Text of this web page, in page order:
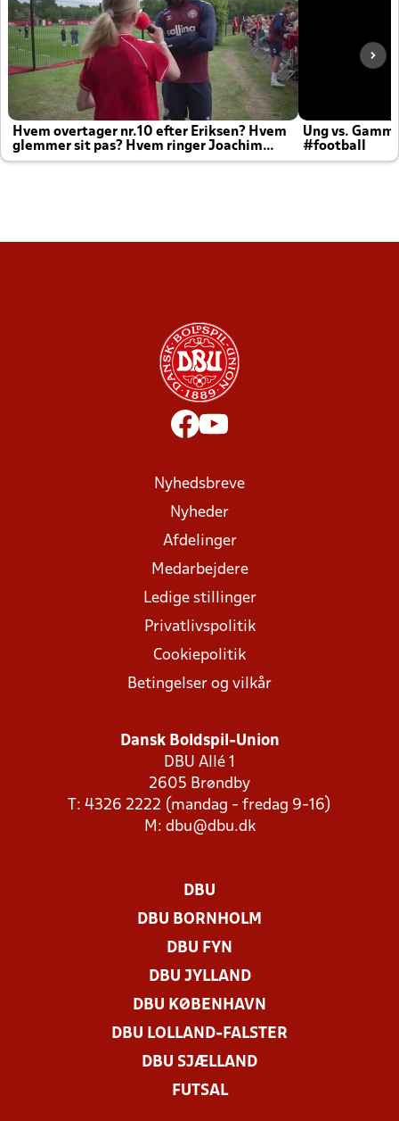
Hvem overtager nr.10 efter Eriksen? Hvem
glemmer sit pas? Hvem ringer Joachim
altid til efter kampe?
Ung vs.
#football
Nyhedsbreve
Nyheder
Afdelinger
Medarbejdere
Ledige stillinger
Privatlivspolitik
Cookiepolitik
Betingelser og vilkår
Dansk Boldspil-Union
DBU Allé 1
2605 Brøndby
T: 4326 2222 (mandag - fredag 9-16)
M: dbu@dbu.dk
DBU
DBU BORNHOLM
DBU FYN
DBU JYLLAND
DBU KØBENHAVN
DBU LOLLAND-FALSTER
DBU SJÆLLAND
FUTSAL